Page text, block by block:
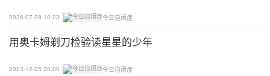
2026-07-28 10:23 今日自闭症
用奥卡姆剃刀检验读星星的少年
2023-12-25 20:00 今日自闭症